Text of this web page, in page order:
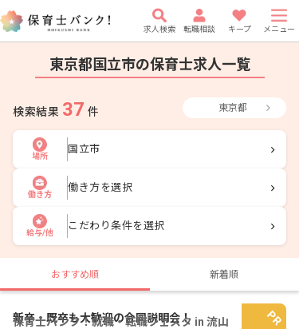
求人検索 転職相談 キープ メニュー
東京都国立市の保育士求人一覧
検索結果 37 件 東京都
場所
国立市
働き方
働き方を選択
給与/他
こだわり条件を選択
おすすめ順 新着順
保育士バンク！就職・転職フェスタ in 流山
新卒・既卒も大歓迎の合同説明会！